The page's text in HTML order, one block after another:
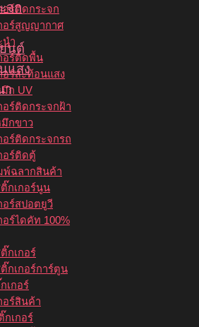
อร์ติดกระจก
อร์สูญญากาศ
นำ
อร์ติดพื้น
อร์สะท้อนแสง
ก UV
อร์ติดกระจกฝ้า
กขาว
อร์ติดกระจกรถ
อร์ติดตู้
พ์ฉลากสินค้า
กเกอร์นูน
อร์สปอตยูวี
อร์ไดคัท 100%
กเกอร์
กเกอร์การ์ตูน
เกอร์
อร์สินค้า
กเกอร์
จก
นต์
แสง
า